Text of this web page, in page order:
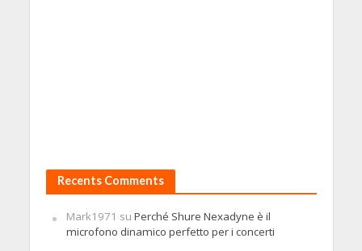
Recents Comments
Mark1971 su Perché Shure Nexadyne è il
microfono dinamico perfetto per i concerti